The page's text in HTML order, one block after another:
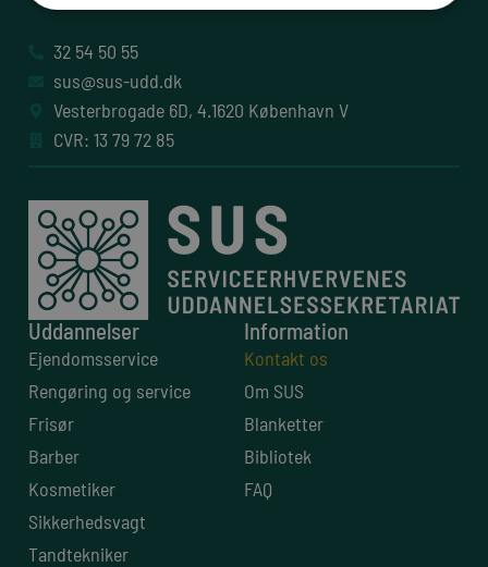
32 54 50 55
sus@sus-udd.dk
Vesterbrogade 6D, 4.1620 København V
CVR: 13 79 72 85
Uddannelser
Ejendomsservice
Rengøring og service
Frisør
Barber
Kosmetiker
Sikkerhedsvagt
Tandtekniker
Information
Kontakt os
Om SUS
Blanketter
Bibliotek
FAQ